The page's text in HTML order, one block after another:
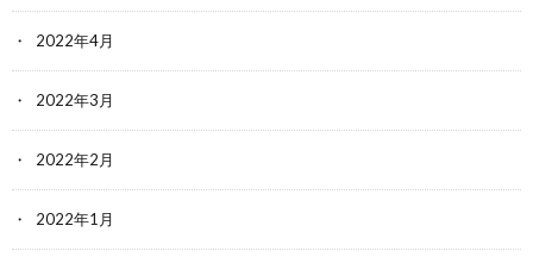
2022年4月
2022年3月
2022年2月
2022年1月